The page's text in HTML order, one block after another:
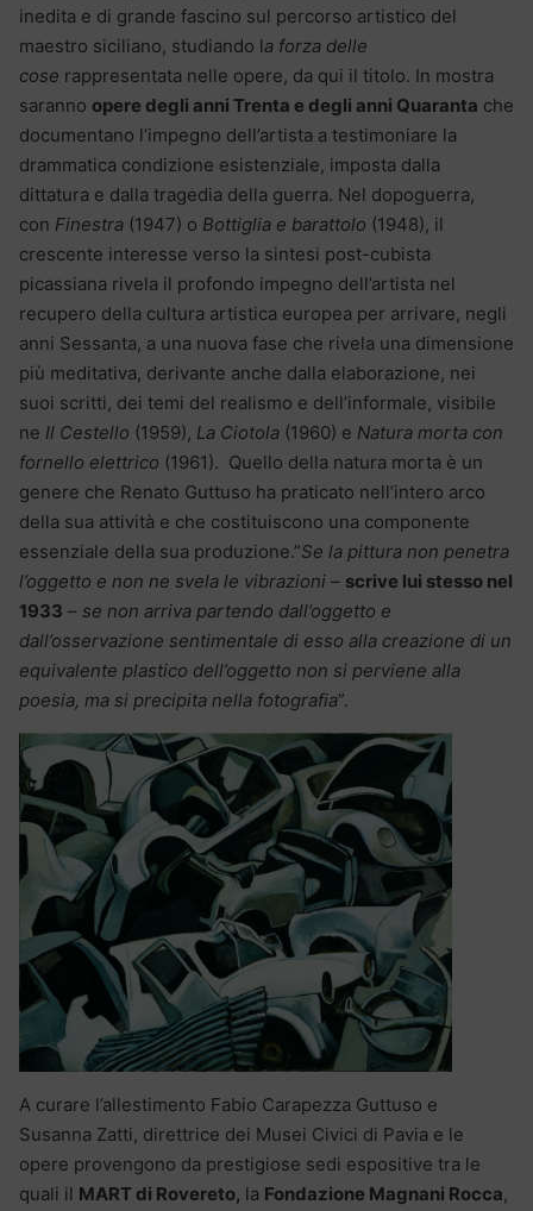
inedita e di grande fascino sul percorso artistico del
maestro siciliano, studiando la forza delle
cose rappresentata nelle opere, da qui il titolo. In mostra
saranno opere degli anni Trenta e degli anni Quaranta che
documentano l’impegno dell’artista a testimoniare la
drammatica condizione esistenziale, imposta dalla
dittatura e dalla tragedia della guerra. Nel dopoguerra,
con Finestra (1947) o Bottiglia e barattolo (1948), il
crescente interesse verso la sintesi post-cubista
picassiana rivela il profondo impegno dell’artista nel
recupero della cultura artistica europea per arrivare, negli
anni Sessanta, a una nuova fase che rivela una dimensione
più meditativa, derivante anche dalla elaborazione, nei
suoi scritti, dei temi del realismo e dell’informale, visibile
ne Il Cestello (1959), La Ciotola (1960) e Natura morta con
fornello elettrico (1961). Quello della natura morta è un
genere che Renato Guttuso ha praticato nell’intero arco
della sua attività e che costituiscono una componente
essenziale della sua produzione.”Se la pittura non penetra
l’oggetto e non ne svela le vibrazioni – scrive lui stesso nel
1933 – se non arriva partendo dall’oggetto e
dall’osservazione sentimentale di esso alla creazione di un
equivalente plastico dell’oggetto non si perviene alla
poesia, ma si precipita nella fotografia”.
A curare l’allestimento Fabio Carapezza Guttuso e
Susanna Zatti, direttrice dei Musei Civici di Pavia e le
opere provengono da prestigiose sedi espositive tra le
quali il MART di Rovereto, la Fondazione Magnani Rocca,